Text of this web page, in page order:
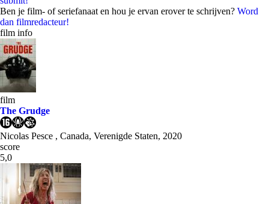
Ben je film- of seriefanaat en hou je ervan erover te schrijven? Word
dan filmredacteur!
film info
film
The Grudge
Nicolas Pesce , Canada, Verenigde Staten, 2020
score
5,0